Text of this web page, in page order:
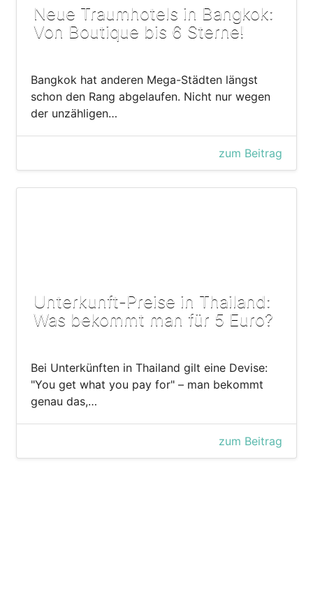
Neue Traumhotels in Bangkok:
Von Boutique bis 6 Sterne!
Bangkok hat anderen Mega-Städten längst
schon den Rang abgelaufen. Nicht nur wegen
der unzähligen…
zum Beitrag
Unterkunft-Preise in Thailand:
Was bekommt man für 5 Euro?
Bei Unterkünften in Thailand gilt eine Devise:
"You get what you pay for" – man bekommt
genau das,…
zum Beitrag